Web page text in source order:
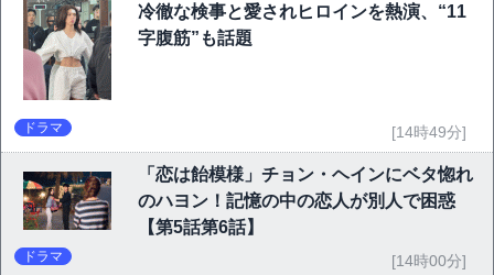
冷徹な検事と愛されヒロインを熱演、“11
字腹筋”も話題
ドラマ [14時49分]
「恋は飴模様」チョン・ヘインにベタ惚れ
のハヨン！記憶の中の恋人が別人で困惑
【第5話第6話】
ドラマ [14時00分]